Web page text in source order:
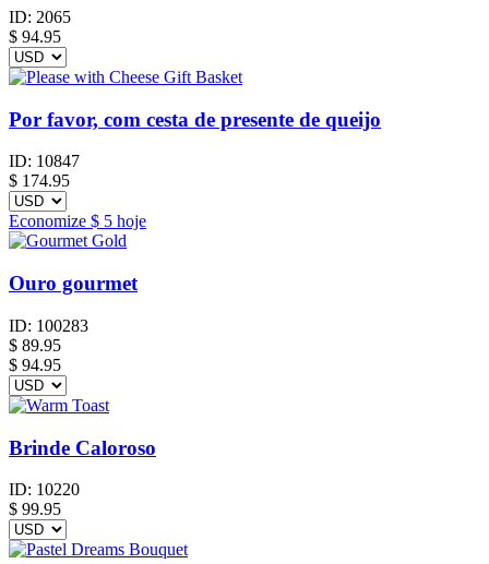
ID: 2065
$ 94.95
Por favor, com cesta de presente de queijo
ID: 10847
$ 174.95
Economize $ 5 hoje
Ouro gourmet
ID: 100283
$ 89.95
$ 94.95
Brinde Caloroso
ID: 10220
$ 99.95